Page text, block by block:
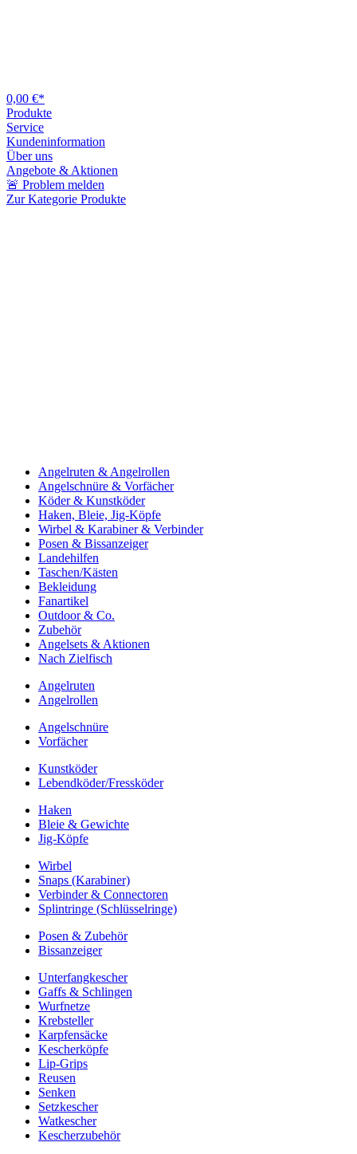
0,00 €*
Produkte
Service
Kundeninformation
Über uns
Angebote & Aktionen
🚨 Problem melden
Zur Kategorie Produkte
Angelruten & Angelrollen
Angelschnüre & Vorfächer
Köder & Kunstköder
Haken, Bleie, Jig-Köpfe
Wirbel & Karabiner & Verbinder
Posen & Bissanzeiger
Landehilfen
Taschen/Kästen
Bekleidung
Fanartikel
Outdoor & Co.
Zubehör
Angelsets & Aktionen
Nach Zielfisch
Angelruten
Angelrollen
Angelschnüre
Vorfächer
Kunstköder
Lebendköder/Fressköder
Haken
Bleie & Gewichte
Jig-Köpfe
Wirbel
Snaps (Karabiner)
Verbinder & Connectoren
Splintringe (Schlüsselringe)
Posen & Zubehör
Bissanzeiger
Unterfangkescher
Gaffs & Schlingen
Wurfnetze
Krebsteller
Karpfensäcke
Kescherköpfe
Lip-Grips
Reusen
Senken
Setzkescher
Watkescher
Kescherzubehör